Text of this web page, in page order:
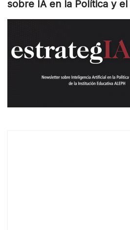
sobre IA en la Política y